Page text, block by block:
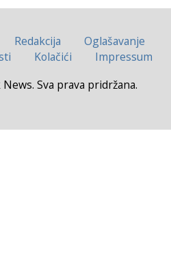
Redakcija
Oglašavanje
Kolačići
Impressum
Sva prava pridržana.